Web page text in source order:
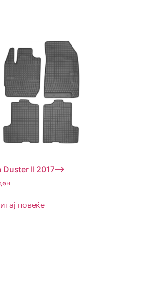
Duster II 2017–>
повеќе